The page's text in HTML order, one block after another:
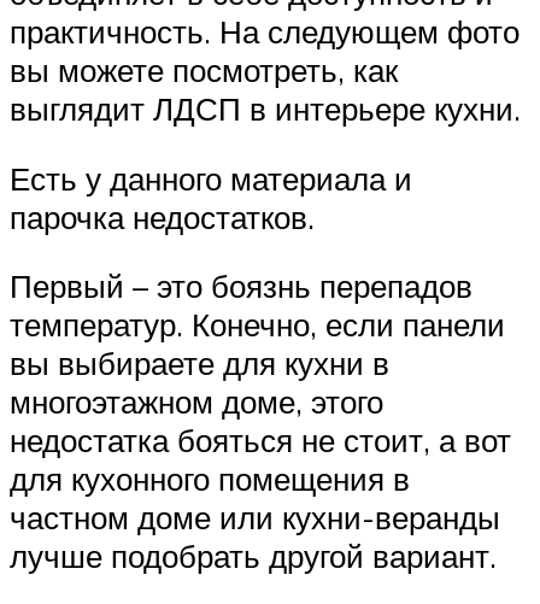
практичность. На следующем фото
вы можете посмотреть, как
выглядит ЛДСП в интерьере кухни.
Есть у данного материала и
парочка недостатков.
Первый – это боязнь перепадов
температур. Конечно, если панели
вы выбираете для кухни в
многоэтажном доме, этого
недостатка бояться не стоит, а вот
для кухонного помещения в
частном доме или кухни-веранды
лучше подобрать другой вариант.